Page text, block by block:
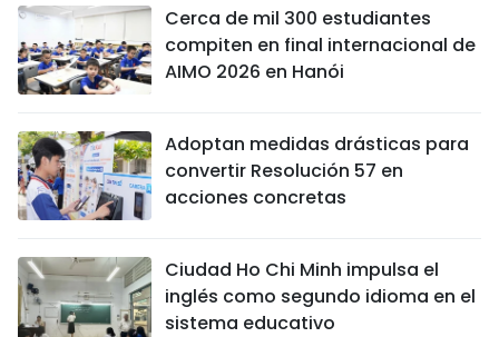
Cerca de mil 300 estudiantes
compiten en final internacional de
AIMO 2026 en Hanói
Adoptan medidas drásticas para
convertir Resolución 57 en
acciones concretas
Ciudad Ho Chi Minh impulsa el
inglés como segundo idioma en el
sistema educativo